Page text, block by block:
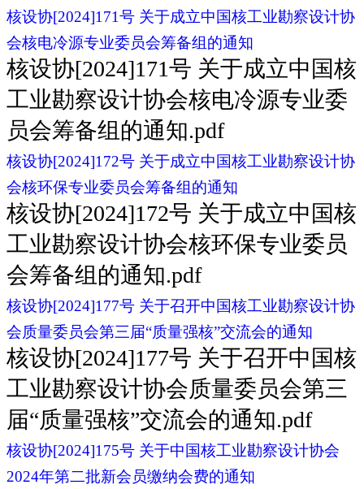
核设协[2024]171号 关于成立中国核工业勘察设计协
会核电冷源专业委员会筹备组的通知
核设协[2024]171号 关于成立中国核
工业勘察设计协会核电冷源专业委
员会筹备组的通知.pdf
核设协[2024]172号 关于成立中国核工业勘察设计协
会核环保专业委员会筹备组的通知
核设协[2024]172号 关于成立中国核
工业勘察设计协会核环保专业委员
会筹备组的通知.pdf
核设协[2024]177号 关于召开中国核工业勘察设计协
会质量委员会第三届“质量强核”交流会的通知
核设协[2024]177号 关于召开中国核
工业勘察设计协会质量委员会第三
届“质量强核”交流会的通知.pdf
核设协[2024]175号 关于中国核工业勘察设计协会
2024年第二批新会员缴纳会费的通知